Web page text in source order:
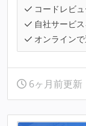
コードレビ
自社サービ
オンライン
6ヶ月前更新